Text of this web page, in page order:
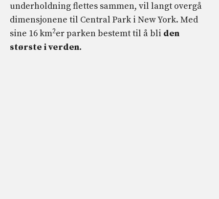
underholdning flettes sammen, vil langt overgå
dimensjonene til Central Park i New York. Med
sine 16 km2er parken bestemt til å bli den
største i verden.